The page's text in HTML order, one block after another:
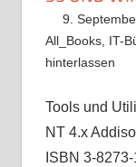
9.
All_Books, IT-
hinterlassen
Tools und
NT 4.x
ISBN 3-